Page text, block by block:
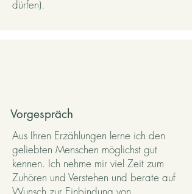
dürfen).
Vorgespräch
Aus Ihren Erzählungen lerne ich den
geliebten Menschen möglichst gut
kennen. Ich nehme mir viel Zeit zum
Zuhören und Verstehen und berate auf